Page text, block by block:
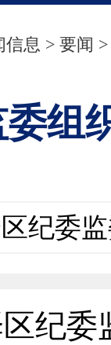
图片新闻
信息 > 要闻 >
组
纪委
纪